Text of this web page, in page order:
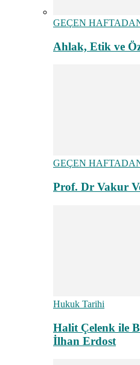
GEÇEN
Ahlak, Etik ve
GEÇEN
Prof. Dr Vakur
Hukuk Tarihi
Halit Çelenk ile
İlhan Erdost